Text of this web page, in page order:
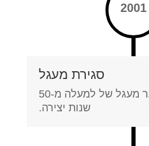
2001
סגירת מעגל
נפטר בנהלל. נסגר מעגל של למעלה מ-50
שנות יצירה.